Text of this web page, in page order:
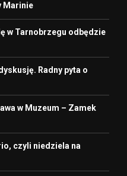
Marinie
w Tarnobrzegu odbędzie
Radny pyta o
w Muzeum – Zamek
czyli niedziela na